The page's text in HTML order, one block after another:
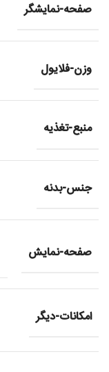
صفحه-نمایشگر
وزن-فلایول
منبع-تغذیه
جنس-بدنه
صفحه-نمایش
امکانات-دیگر